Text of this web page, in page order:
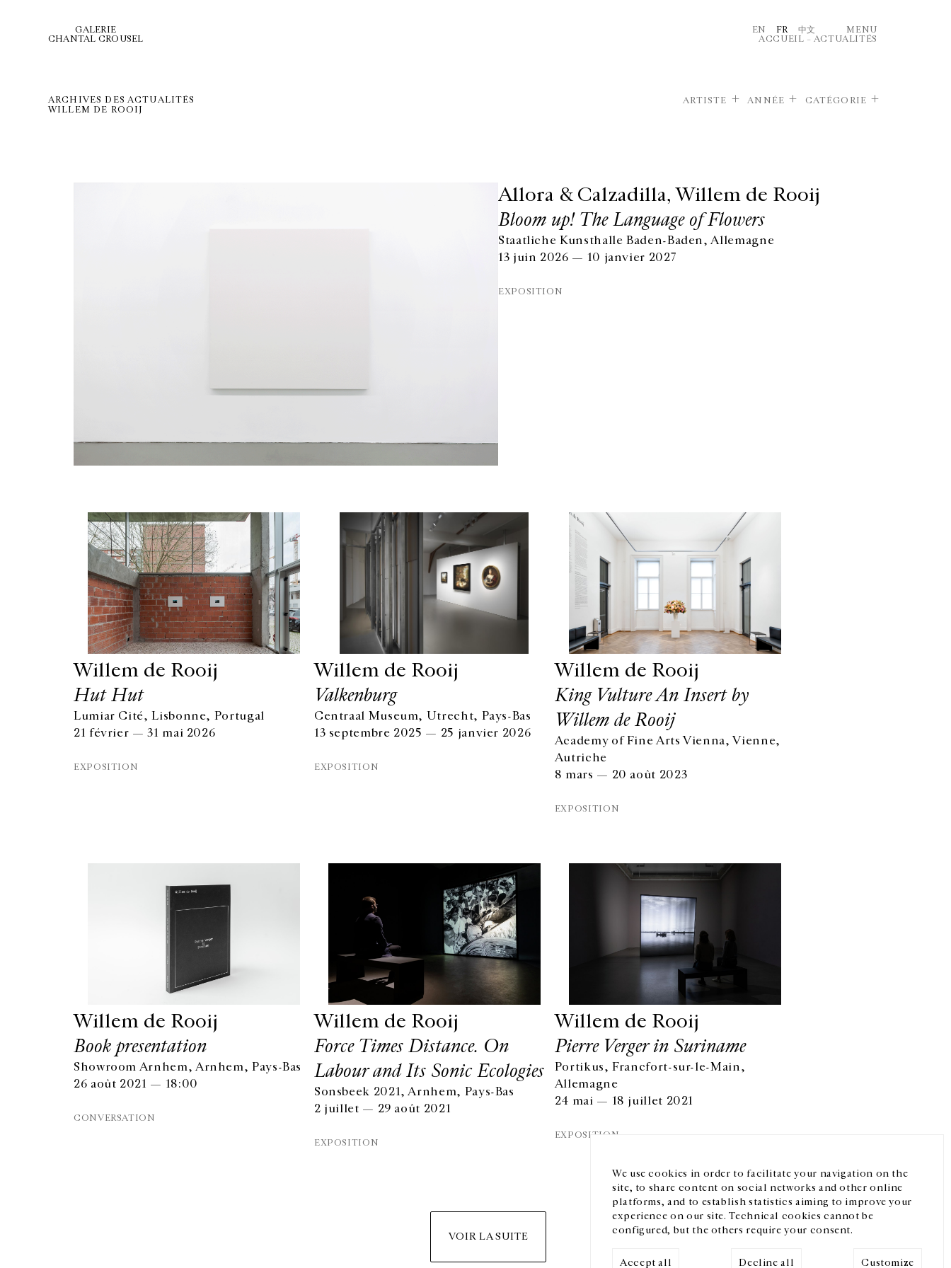
We use cookies in order to facilitate your navigation on the
site, to share content on social networks and other online
platforms, and to establish statistics aiming to improve your
experience on our site. Technical cookies cannot be
configured, but the others require your consent.
Accept all Decline all Customize
GALERIE
CHANTAL CROUSEL
EN FR 中文
MENU
ACCUEIL – ACTUALITÉS
ARCHIVES DES ACTUALITÉS
WILLEM DE ROOIJ
ARTISTE ANNÉE CATÉGORIE
Allora & Calzadilla, Willem de Rooij
Bloom up! The Language of Flowers
Staatliche Kunsthalle Baden-Baden, Allemagne
13 juin 2026 — 10 janvier 2027
EXPOSITION
Willem de Rooij
Hut Hut
Lumiar Cité, Lisbonne, Portugal
21 février — 31 mai 2026
EXPOSITION
Willem de Rooij
Valkenburg
Centraal Museum, Utrecht, Pays-Bas
13 septembre 2025 — 25 janvier 2026
EXPOSITION
Willem de Rooij
King Vulture An Insert by
Willem de Rooij
Academy of Fine Arts Vienna, Vienne,
Autriche
8 mars — 20 août 2023
EXPOSITION
Willem de Rooij
Book presentation
Showroom Arnhem, Arnhem, Pays-Bas
26 août 2021 — 18:00
CONVERSATION
Willem de Rooij
Force Times Distance. On
Labour and Its Sonic Ecologies
Sonsbeek 2021, Arnhem, Pays-Bas
2 juillet — 29 août 2021
EXPOSITION
Willem de Rooij
Pierre Verger in Suriname
Portikus, Francfort-sur-le-Main,
Allemagne
24 mai — 18 juillet 2021
EXPOSITION
VOIR LA SUITE
GALERIE CHANTAL CROUSEL
+33 1 42 77 38 87
HORAIRES D'OUVERTURE
DU MARDI AU VENDREDI
10H-18H
11H-19H
Mentions légales